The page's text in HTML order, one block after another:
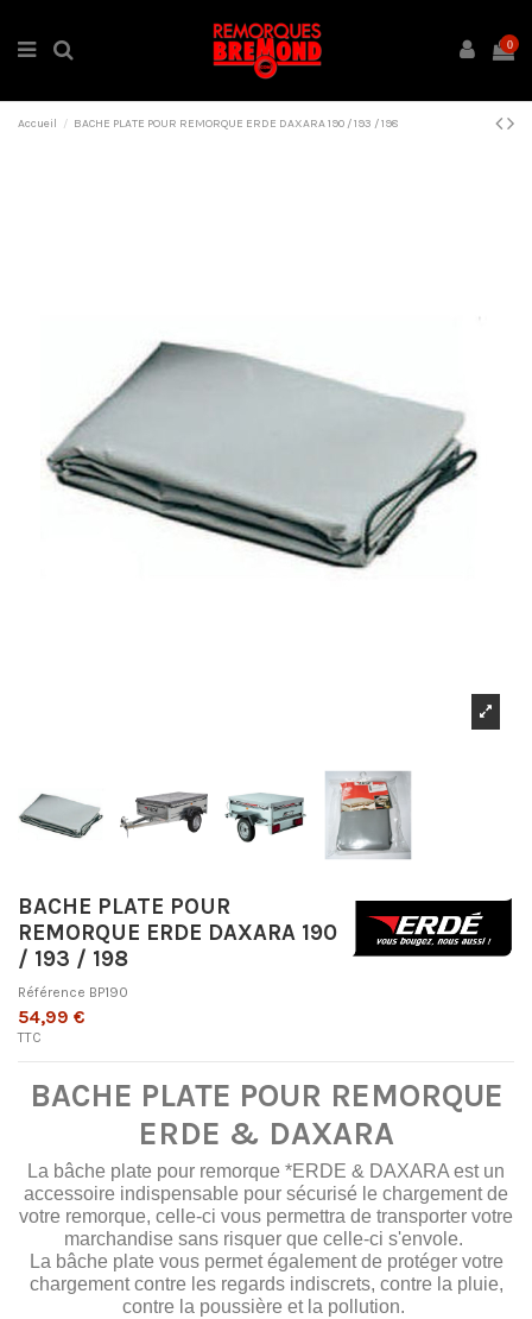
0
Accueil BACHE PLATE POUR REMORQUE ERDE DAXARA 190 / 193 / 198
BACHE PLATE POUR
REMORQUE ERDE DAXARA 190
/ 193 / 198
Référence BP190
54,99 €
TTC
BACHE PLATE POUR REMORQUE
ERDE & DAXARA
La bâche plate pour remorque *ERDE & DAXARA est un
accessoire indispensable pour sécurisé le chargement de
votre remorque, celle-ci vous permettra de transporter votre
marchandise sans risquer que celle-ci s'envole.
La bâche plate vous permet également de protéger votre
chargement contre les regards indiscrets, contre la pluie,
contre la poussière et la pollution.